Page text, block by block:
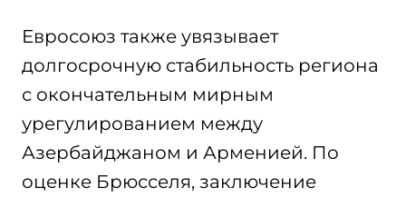
Евросоюз также увязывает
долгосрочную стабильность региона
с окончательным мирным
урегулированием между
Азербайджаном и Арменией. По
оценке Брюсселя, заключение